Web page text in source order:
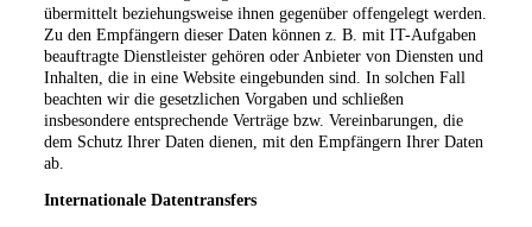
übermittelt beziehungsweise ihnen gegenüber offengelegt werden.
Zu den Empfängern dieser Daten können z. B. mit IT-Aufgaben
beauftragte Dienstleister gehören oder Anbieter von Diensten und
Inhalten, die in eine Website eingebunden sind. In solchen Fall
beachten wir die gesetzlichen Vorgaben und schließen
insbesondere entsprechende Verträge bzw. Vereinbarungen, die
dem Schutz Ihrer Daten dienen, mit den Empfängern Ihrer Daten
ab.
Internationale Datentransfers